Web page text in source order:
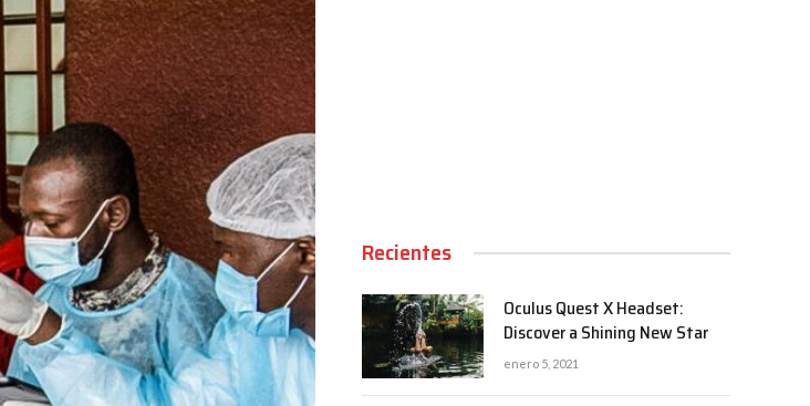
Recientes
Oculus Quest X Headset:
Discover a Shining New Star
enero 5, 2021